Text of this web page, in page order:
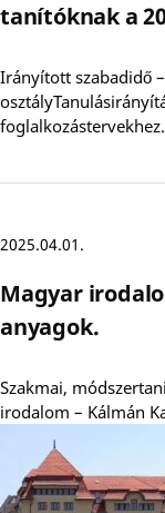
tanítóknak a
Irányított szabadidő
2025.04.01.
Magyar
anyagok.
Szakmai,
irodalom – Kálmán